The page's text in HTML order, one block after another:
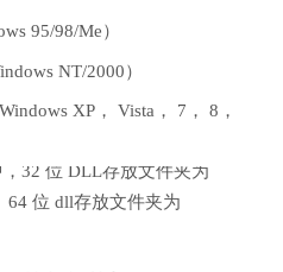
95/98/Me）
NT/2000）
XP， Vista， 7， 8，
32 位 DLL存放文件夹为
64 位 dll存放文件夹为